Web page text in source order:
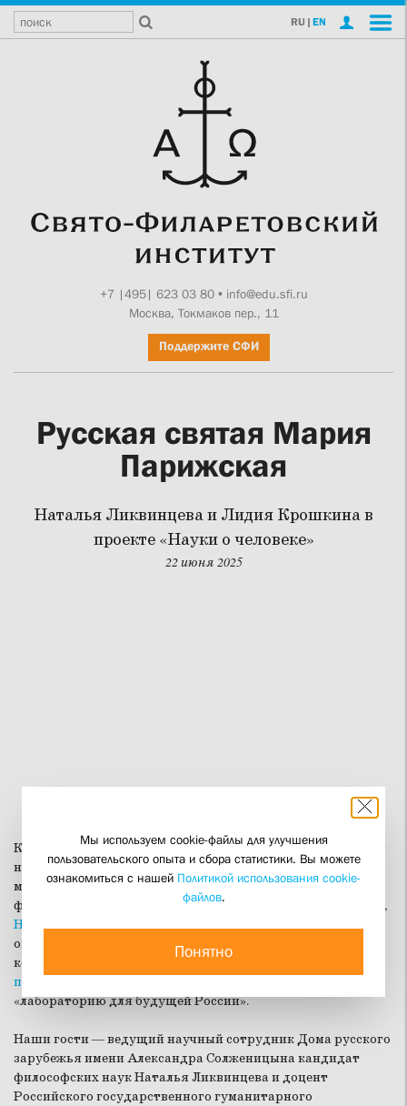
RU | EN
+7 |495| 623 03 80• info@edu.sfi.ru
Москва, Токмаков пер., 11
Поддержите СФИ
Русская святая Мария
Парижская
Наталья Ликвинцева и Лидия Крошкина в
проекте «Науки о человеке»
22 июня 2025
Ко дню памяти всех русских святых наш разговор о самой
необычной святой XX века — поэте Серебряного века,
монахине, богослове и общественном деятеле, участнице
французского Сопротивления, подруге Александра Блока,
Николая Бердяеваи Константина Победоносцева,
окончившей жизнь 80 лет назад в газовой камере
концлагеря Равенсбрюк. Дело своей жизни
преподобномученица Мария (Скобцова)
«лабораторию для будущей России».
Наши гости — ведущий научный сотрудник Дома русского
зарубежья имени Александра Солженицына кандидат
философских наук Наталья Ликвинцева и доцент
Российского государственного гуманитарного
Мы используем cookie-файлы для улучшения
пользовательского опыта и сбора статистики. Вы можете
ознакомиться с нашей Политикой использования cookie-
файлов.
Понятно